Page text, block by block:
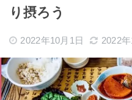
り摂ろう
2022年10月1日 2022